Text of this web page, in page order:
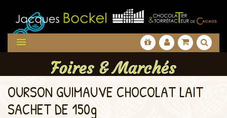

Foires & Marchés
OURSON GUIMAUVE CHOCOLAT LAIT
SACHET DE 150g